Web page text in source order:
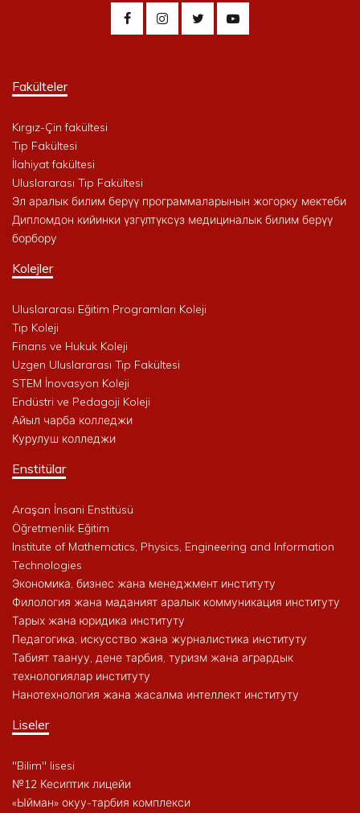
Fakülteler
Kırgız-Çin fakültesi
Tıp Fakültesi
İlahiyat fakültesi
Uluslararası Tıp Fakültesi
Эл аралык билим берүү программаларынын жогорку мектеби
Дипломдон кийинки үзгүлтүксүз медициналык билим берүү
борбору
Kolejler
Uluslararası Eğitim Programları Koleji
Tıp Koleji
Finans ve Hukuk Koleji
Uzgen Uluslararası Tıp Fakültesi
STEM İnovasyon Koleji
Endüstri ve Pedagoji Koleji
Айыл чарба колледжи
Курулуш колледжи
Enstitülar
Araşan İnsani Enstitüsü
Öğretmenlik Eğitim
Institute of Mathematics, Physics, Engineering and Information
Technologies
Экономика, бизнес жана менеджмент институту
Филология жана маданият аралык коммуникация институту
Тарых жана юридика институту
Педагогика, искусство жана журналистика институту
Табият таануу, дене тарбия, туризм жана агрардык
технологиялар институту
Нанотехнология жана жасалма интеллект институту
Liseler
"Bilim" lisesi
№12 Кесиптик лицейи
«Ыйман» окуу-тарбия комплекси